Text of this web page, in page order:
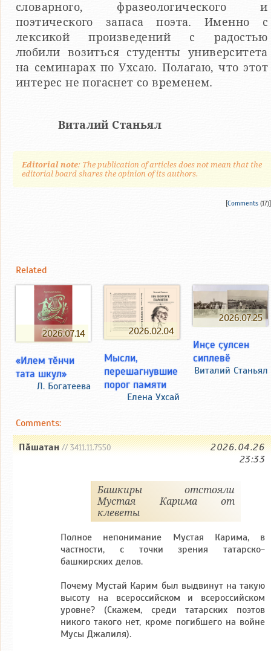
словарного, фразеологического и
поэтического запаса поэта. Именно с
лексикой произведений с радостью
любили возиться студенты университета
на семинарах по Ухсаю. Полагаю, что этот
интерес не погаснет со временем.
Виталий Станьял
Editorial note: The publication of articles does not mean that the
editorial board shares the opinion of its authors.
[Comments (17)]
Related
2026.07.14
«Илем тӗнчи
тата шкул»
Л. Богатеева
2026.02.04
Мысли,
перешагнувшие
порог памяти
Елена Ухсай
2026.07.25
Инҫе ҫулсен
сиплевӗ
Виталий Станьял
Comments:
Пăшатан// 3411.11.7550
2026.04.26
23:33
Башкиры отстояли
Мустая Карима от
клеветы
Полное непонимание Мустая Карима, в
частности, с точки зрения татарско-
башкирских делов.
Почему Мустай Карим был выдвинут на такую
высоту на всероссийском и всероссийском
уровне? (Скажем, среди татарских поэтов
никого такого нет, кроме погибшего на войне
Мусы Джалиля).